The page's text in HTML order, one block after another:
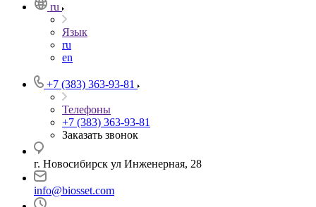
ru
Язык
ru
en
+7 (383) 363-93-81
Телефоны
+7 (383) 363-93-81
Заказать звонок
г. Новосибирск ул Инженерная, 28
info@biosset.com